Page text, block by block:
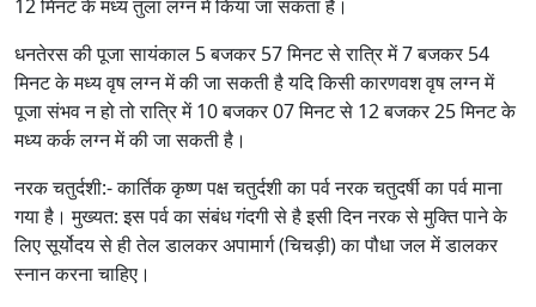
12 मिनट के मध्य तुला लग्न में किया जा सकता है।
धनतेरस की पूजा सायंकाल 5 बजकर 57 मिनट से रात्रि में 7 बजकर 54
मिनट के मध्य वृष लग्न में की जा सकती है यदि किसी कारणवश वृष लग्न में
पूजा संभव न हो तो रात्रि में 10 बजकर 07 मिनट से 12 बजकर 25 मिनट के
मध्य कर्क लग्न में की जा सकती है।
नरक चतुर्दशी:- कार्तिक कृष्ण पक्ष चतुर्दशी का पर्व नरक चतुदर्षी का पर्व माना
गया है। मुख्यत: इस पर्व का संबंध गंदगी से है इसी दिन नरक से मुक्ति पाने के
लिए सूर्योदय से ही तेल डालकर अपामार्ग (चिचड़ी) का पौधा जल में डालकर
स्नान करना चाहिए।